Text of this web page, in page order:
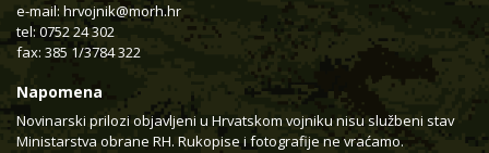
e-mail: hrvojnik@morh.hr
tel: 0752 24 302
fax: 385 1/3784 322
Napomena
Novinarski prilozi objavljeni u Hrvatskom vojniku nisu službeni stav
Ministarstva obrane RH. Rukopise i fotografije ne vraćamo.